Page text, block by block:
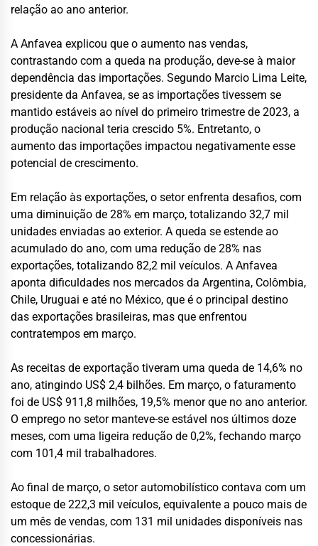
relação ao ano anterior.
A Anfavea explicou que o aumento nas vendas,
contrastando com a queda na produção, deve-se à maior
dependência das importações. Segundo Marcio Lima Leite,
presidente da Anfavea, se as importações tivessem se
mantido estáveis ao nível do primeiro trimestre de 2023, a
produção nacional teria crescido 5%. Entretanto, o
aumento das importações impactou negativamente esse
potencial de crescimento.
Em relação às exportações, o setor enfrenta desafios, com
uma diminuição de 28% em março, totalizando 32,7 mil
unidades enviadas ao exterior. A queda se estende ao
acumulado do ano, com uma redução de 28% nas
exportações, totalizando 82,2 mil veículos. A Anfavea
aponta dificuldades nos mercados da Argentina, Colômbia,
Chile, Uruguai e até no México, que é o principal destino
das exportações brasileiras, mas que enfrentou
contratempos em março.
As receitas de exportação tiveram uma queda de 14,6% no
ano, atingindo US$ 2,4 bilhões. Em março, o faturamento
foi de US$ 911,8 milhões, 19,5% menor que no ano anterior.
O emprego no setor manteve-se estável nos últimos doze
meses, com uma ligeira redução de 0,2%, fechando março
com 101,4 mil trabalhadores.
Ao final de março, o setor automobilístico contava com um
estoque de 222,3 mil veículos, equivalente a pouco mais de
um mês de vendas, com 131 mil unidades disponíveis nas
concessionárias.